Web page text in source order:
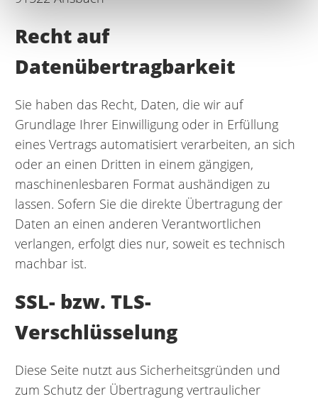
Recht auf
Datenübertragbarkeit
Sie haben das Recht, Daten, die wir auf
Grundlage Ihrer Einwilligung oder in Erfüllung
eines Vertrags automatisiert verarbeiten, an sich
oder an einen Dritten in einem gängigen,
maschinenlesbaren Format aushändigen zu
lassen. Sofern Sie die direkte Übertragung der
Daten an einen anderen Verantwortlichen
verlangen, erfolgt dies nur, soweit es technisch
machbar ist.
SSL- bzw. TLS-
Verschlüsselung
Diese Seite nutzt aus Sicherheitsgründen und
zum Schutz der Übertragung vertraulicher